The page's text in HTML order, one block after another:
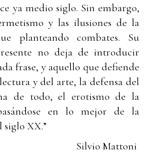
ya medio siglo. Sin embargo,
y las ilusiones de la
planteando combates. Su
no deja de introducir
frase, y aquello que defiende
y del arte, la defensa del
de todo, el erotismo de la
en lo mejor de la
XX.”
Silvio Mattoni